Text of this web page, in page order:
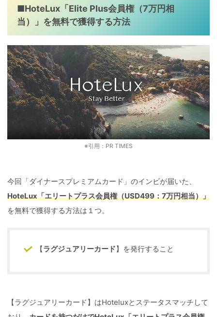
■HoteLux「Elite Plus会員権（7万円相
当）」を無料で獲得する方法
※引用：PR TIMES
今回「ダイナースプレミアムカード」のインビが届いた、
HoteLux「エリートプラス会員権（USD499：7万円相当）」
を無料で獲得する方法は１つ。
【ラグジュアリーカード】を発行すること
【ラグジュアリーカード】はHoteluxとステータスマッチして